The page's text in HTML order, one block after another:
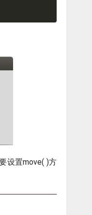
设置move( )方